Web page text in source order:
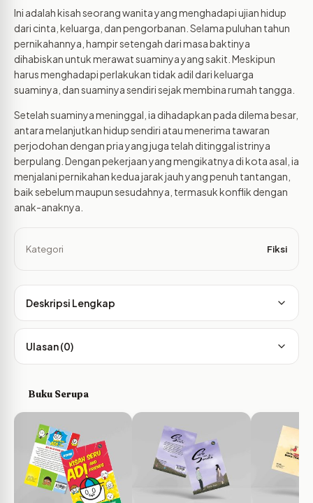
Ini adalah kisah seorang wanita yang menghadapi ujian hidup
dari cinta, keluarga, dan pengorbanan. Selama puluhan tahun
pernikahannya, hampir setengah dari masa baktinya
dihabiskan untuk merawat suaminya yang sakit. Meskipun
harus menghadapi perlakukan tidak adil dari keluarga
suaminya, dan suaminya sendiri sejak membina rumah tangga.
Setelah suaminya meninggal, ia dihadapkan pada dilema besar,
antara melanjutkan hidup sendiri atau menerima tawaran
perjodohan dengan pria yang juga telah ditinggal istrinya
berpulang. Dengan pekerjaan yang mengikatnya di kota asal, ia
menjalani pernikahan kedua jarak jauh yang penuh tantangan,
baik sebelum maupun sesudahnya, termasuk konflik dengan
anak-anaknya.
Kategori Fiksi
Deskripsi Lengkap
Ulasan (0)
Buku Serupa